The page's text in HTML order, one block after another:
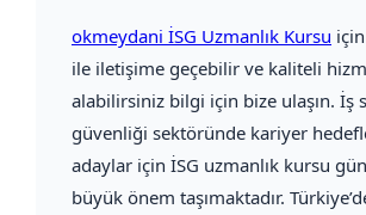
okmeydani İSG Uzmanlık Kursu
ile iletişime geçebilir ve kaliteli
alabilirsiniz bilgi için bize ulaşın. İş
güvenliği sektöründe kariyer
adaylar için İSG uzmanlık kursu
büyük önem taşımaktadır.